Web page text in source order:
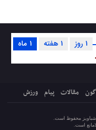
1 ماه 1 هفته 1 روز
مقالات پیام ورزش
شباویز محفوظ است.
است.